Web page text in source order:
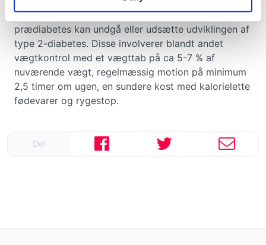
Del
Der findes flere råd til, hvordan man med
prædiabetes kan undgå eller udsætte udviklingen af
type 2-diabetes. Disse involverer blandt andet
vægtkontrol med et vægttab på ca 5-7 % af
nuværende vægt, regelmæssig motion på minimum
2,5 timer om ugen, en sundere kost med kalorielette
fødevarer og rygestop.